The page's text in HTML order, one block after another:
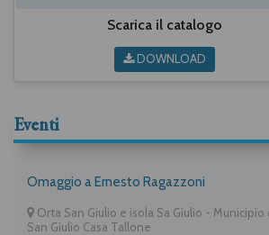
Scarica il catalogo
DOWNLOAD
Eventi
Omaggio a Ernesto Ragazzoni
Orta San Giulio e isola Sa Giulio - Municipio
San Giulio Casa Tallone